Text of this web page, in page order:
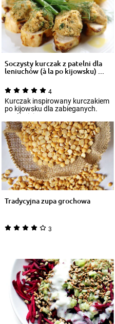
Soczysty kurczak z patelni dla
leniuchów (à la po kijowsku) ...
4
Kurczak inspirowany kurczakiem
po kijowsku dla zabieganych.
Spróbujcie.
Tradycyjna zupa grochowa
3